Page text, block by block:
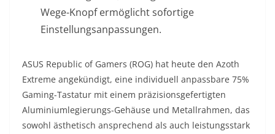
Wege-Knopf ermöglicht sofortige
Einstellungsanpassungen.
ASUS Republic of Gamers (ROG) hat heute den Azoth
Extreme angekündigt, eine individuell anpassbare 75%
Gaming-Tastatur mit einem präzisionsgefertigten
Aluminiumlegierungs-Gehäuse und Metallrahmen, das
sowohl ästhetisch ansprechend als auch leistungsstark